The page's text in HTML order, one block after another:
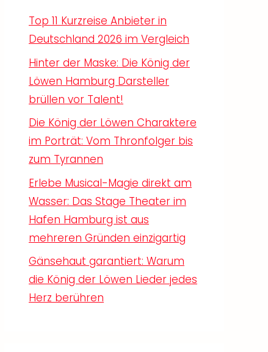
Top 11 Kurzreise Anbieter in
Deutschland 2026 im Vergleich
Hinter der Maske: Die König der
Löwen Hamburg Darsteller
brüllen vor Talent!
Die König der Löwen Charaktere
im Porträt: Vom Thronfolger bis
zum Tyrannen
Erlebe Musical-Magie direkt am
Wasser: Das Stage Theater im
Hafen Hamburg ist aus
mehreren Gründen einzigartig
Gänsehaut garantiert: Warum
die König der Löwen Lieder jedes
Herz berühren